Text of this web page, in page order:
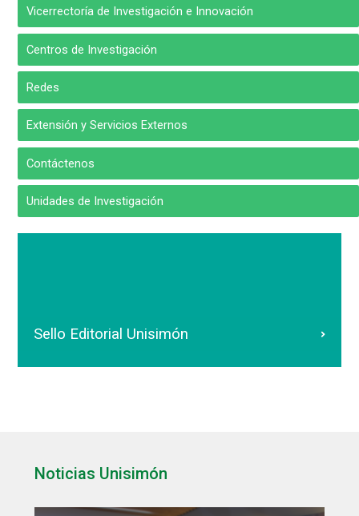
Vicerrectoría de Investigación e Innovación
Centros de Investigación
Redes
Extensión y Servicios Externos
Contáctenos
Unidades de Investigación
Sello Editorial Unisimón
Noticias Unisimón